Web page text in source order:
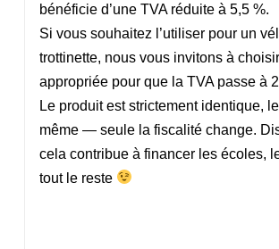
bénéficie d’une TVA réduite à 5,5 %.
Si vous souhaitez l’utiliser pour un
trottinette, nous vous invitons à
appropriée pour que la TVA passe à
Le produit est strictement identique,
même — seule la fiscalité change.
cela contribue à financer les écoles,
tout le reste